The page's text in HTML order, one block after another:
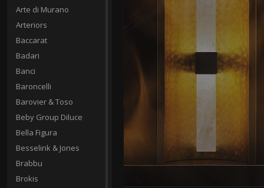
Arte di Murano
Arteriors
Baccarat
Badari
Banci
Baroncelli
Barovier & Toso
Beby Group Diluce
Bella Figura
Besselink & Jones
Brabbu
Brokis